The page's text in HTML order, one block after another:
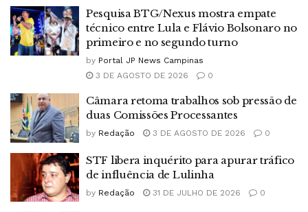
Pesquisa BTG/Nexus mostra empate
técnico entre Lula e Flávio Bolsonaro no
primeiro e no segundo turno
by Portal JP News Campinas
3 DE AGOSTO DE 2026
0
Câmara retoma trabalhos sob pressão de
duas Comissões Processantes
by Redação 3 DE AGOSTO DE 2026 0
STF libera inquérito para apurar tráfico
de influência de Lulinha
by Redação 31 DE JULHO DE 2026 0